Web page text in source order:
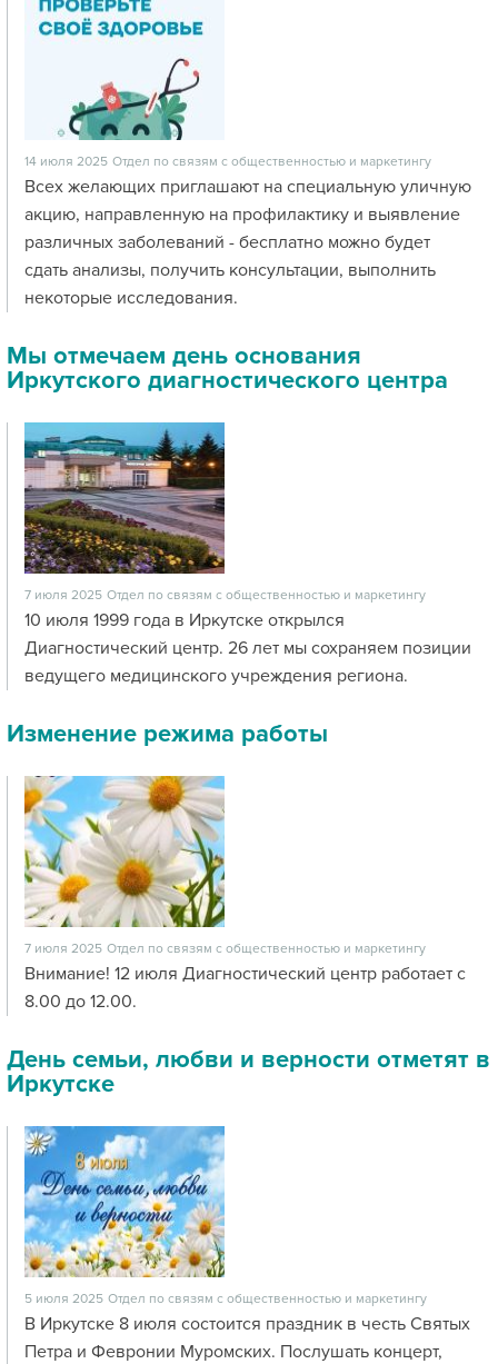
14 июля 2025 Отдел по связям с общественностью и маркетингу
Всех желающих приглашают на специальную уличную
акцию, направленную на профилактику и выявление
различных заболеваний - бесплатно можно будет
сдать анализы, получить консультации, выполнить
некоторые исследования.
Мы отмечаем день основания
Иркутского диагностического центра
7 июля 2025 Отдел по связям с общественностью и маркетингу
10 июля 1999 года в Иркутске открылся
Диагностический центр. 26 лет мы сохраняем позиции
ведущего медицинского учреждения региона.
Изменение режима работы
7 июля 2025 Отдел по связям с общественностью и маркетингу
Внимание! 12 июля Диагностический центр работает с
8.00 до 12.00.
День семьи, любви и верности отметят в
Иркутске
5 июля 2025 Отдел по связям с общественностью и маркетингу
В Иркутске 8 июля состоится праздник в честь Святых
Петра и Февронии Муромских. Послушать концерт,